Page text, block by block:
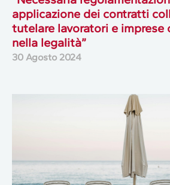
applicazione dei contratti
tutelare lavoratori e imprese
nella legalità”
30 Agosto 2024